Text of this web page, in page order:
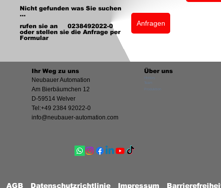
Nicht gefunden was Sie suchen
...
rufen sie an 0238492022-0
oder stellen sie die Anfrage per
Formular
Anfragen
Ihr Weg zu uns
Neubauer Automation
Am Bierbäumchen 12
D-59514 Welver
Tel:+49 2384 92022-0
info@neubauer-automation.com
Über uns
History
Team
Produktion
AGB Datenschutzrichtlinie Impressum